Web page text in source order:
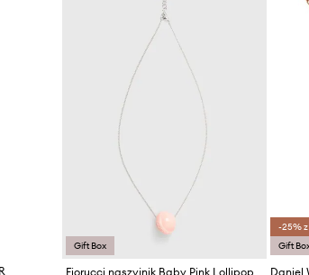
Gift Box
Fiorucci naszyjnik Baby Pink Lollipop
-25% z
Gift
Daniel